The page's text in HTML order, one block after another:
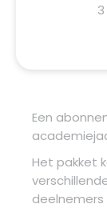
Een
Het pakket